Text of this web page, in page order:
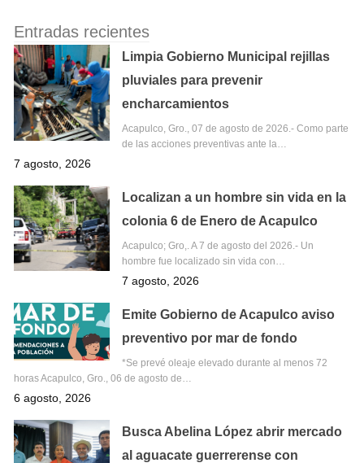
Entradas recientes
Limpia Gobierno Municipal rejillas
pluviales para prevenir
encharcamientos
Acapulco, Gro., 07 de agosto de 2026.- Como parte
de las acciones preventivas ante la…
7 agosto, 2026
Localizan a un hombre sin vida en la
colonia 6 de Enero de Acapulco
Acapulco; Gro,. A 7 de agosto del 2026.- Un
hombre fue localizado sin vida con…
7 agosto, 2026
Emite Gobierno de Acapulco aviso
preventivo por mar de fondo
*Se prevé oleaje elevado durante al menos 72
horas Acapulco, Gro., 06 de agosto de…
6 agosto, 2026
Busca Abelina López abrir mercado
al aguacate guerrerense con